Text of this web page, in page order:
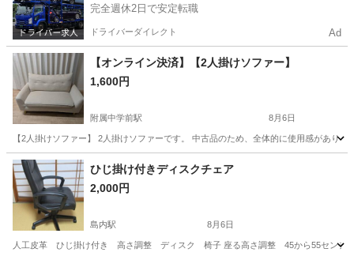
完全週休2日で安定転職
ドライバーダイレクト Ad
【オンライン決済】【2人掛けソファー】
1,600円
附属中学前駅 8月6日
【2人掛けソファー】 2人掛けソファーです。 中古品のため、全体的に使用感があり
長野 長野市 附属中学前駅 ソファ
ひじ掛け付きディスクチェア
2,000円
島内駅 8月6日
人工皮革 ひじ掛け付き 高さ調整 ディスク 椅子 座る高さ調整 45から55セ